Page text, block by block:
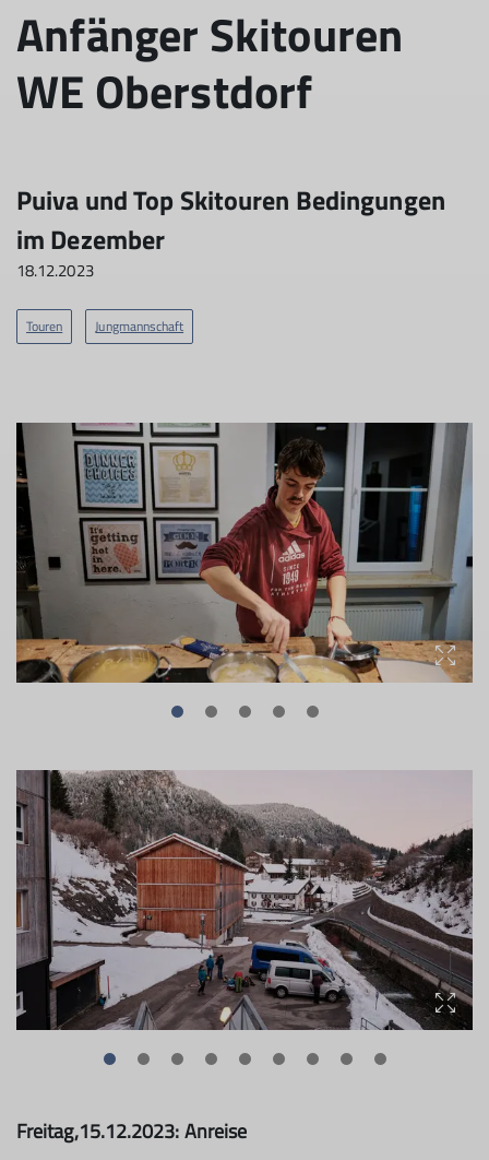
Anfänger Skitouren
WE Oberstdorf
Puiva und Top Skitouren Bedingungen
im Dezember
18.12.2023
Touren Jungmannschaft
Freitag,15.12.2023: Anreise